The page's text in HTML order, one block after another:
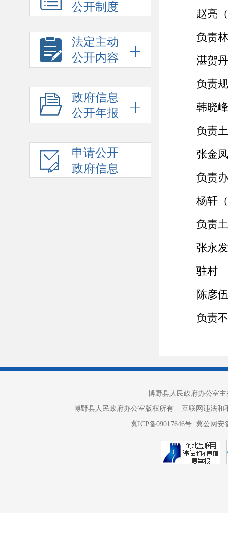
公开制度
法定主动
公开内容
政府信息
公开年报
申请公开
政府信息
赵亮
负责
湛贺
负责
韩晓
负责
张金凤
负责
杨轩
负责
张永
驻村
陈彦
负责
博野县人民政府办公室
博野县人民政府办公室版权所有 互联网违法和不
冀ICP备09017646号 冀公网安